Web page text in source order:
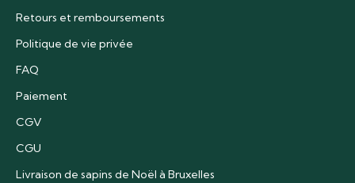
Retours et remboursements
Politique de vie privée
FAQ
Paiement
CGV
CGU
Livraison de sapins de Noël à Bruxelles